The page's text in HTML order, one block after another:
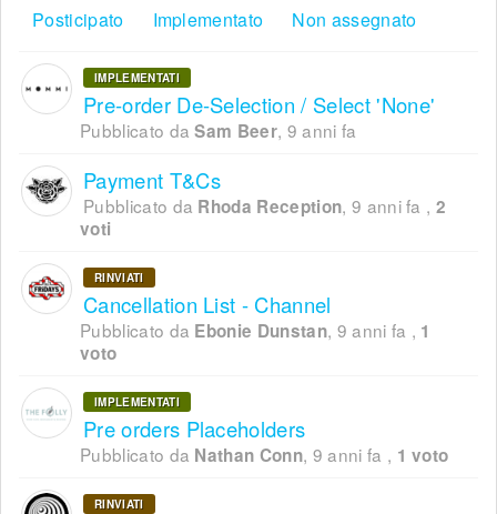
Posticipato
Implementato Non assegnato
IMPLEMENTATI
Pre-order De-Selection / Select 'None'
Pubblicato daSam Beer, 9 anni fa
Payment T&Cs
Pubblicato da Rhoda Reception, 9 anni fa , 2
voti
RINVIATI
Cancellation List - Channel
Pubblicato da Ebonie Dunstan, 9 anni fa , 1
voto
IMPLEMENTATI
Pre orders Placeholders
Pubblicato da Nathan Conn, 9 anni fa , 1 voto
RINVIATI